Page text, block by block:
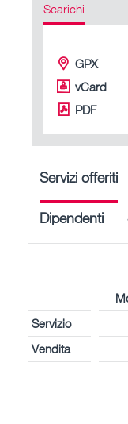
Scarichi
GPX
vCard
PDF
Servizi offeriti
Dipendenti
Servizio
Vendita